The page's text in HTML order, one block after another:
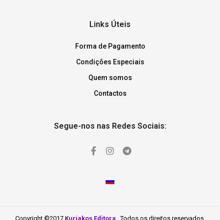
Links Úteis
Forma de Pagamento
Condições Especiais
Quem somos
Contactos
Segue-nos nas Redes Sociais:
Copyright ©2017 Kuriakos Editora . Todos os direitos reservados.